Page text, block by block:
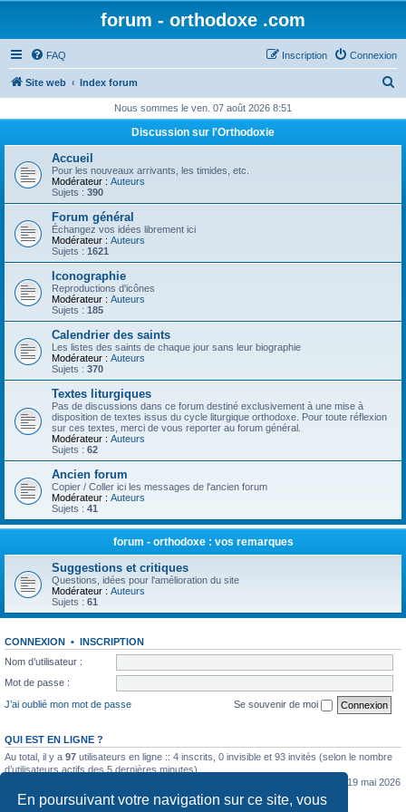
En poursuivant votre navigation sur ce site, vous
forum - orthodoxe .com
FAQ Connexion
Inscription
Site web Index forum
h
Nous sommes le ven. 07 août 2026 8:51
Discussion sur l'Orthodoxie
Accueil
Pour les nouveaux arrivants, les timides, etc.
Modérateur : Auteurs
Sujets : 390
Forum général
Échangez vos idées librement ici
Modérateur : Auteurs
Sujets : 1621
Iconographie
Reproductions d'icônes
Modérateur : Auteurs
Sujets : 185
Calendrier des saints
Les listes des saints de chaque jour sans leur biographie
Modérateur : Auteurs
Sujets : 370
Textes liturgiques
Pas de discussions dans ce forum destiné exclusivement à une mise à
disposition de textes issus du cycle liturgique orthodoxe. Pour toute réflexion
sur ces textes, merci de vous reporter au forum général.
Modérateur : Auteurs
Sujets : 62
Ancien forum
Copier / Coller ici les messages de l'ancien forum
Modérateur : Auteurs
Sujets : 41
forum - orthodoxe : vos remarques
Suggestions et critiques
Questions, idées pour l'amélioration du site
Modérateur : Auteurs
Sujets : 61
CONNEXION • INSCRIPTION
Nom d’utilisateur :
Mot de passe :
J’ai oublié mon mot de passe
Se souvenir de moi
QUI EST EN LIGNE ?
Au total, il y a 97 utilisateurs en ligne :: 4 inscrits, 0 invisible et 93 invités (selon le nombre
d’utilisateurs actifs des 5 dernières minutes)
le mar. 19 mai 2026
0:07